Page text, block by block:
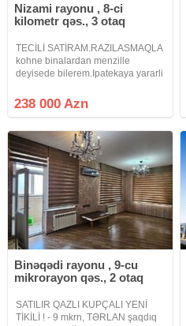
Nizami rayonu , 8-ci
kilometr qəs., 3 otaq
TECİLİ SATİRAM.RAZILASMAQLA
kohne binalardan menzille
deyisede bilerem.Ipatekaya yararli
yani 16/2-de orta blokda umumi
sahesi 126.2 kv m.olan 3 otaqli
238 000 Azn
Binəqədi rayonu , 9-cu
mikrorayon qəs., 2 otaq
SATILIR QAZLI KUPÇALI YENİ
TİKİLİ ! - 9 mkrn, TƏRLAN şaqdıq